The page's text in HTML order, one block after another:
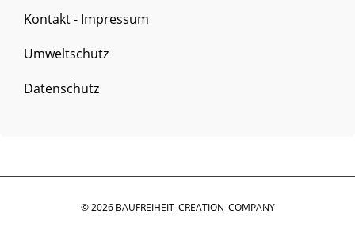
Kontakt - Impressum
Umweltschutz
Datenschutz
© 2026 BAUFREIHEIT_CREATION_COMPANY